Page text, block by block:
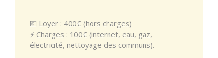
💶 Loyer : 400€ (hors charges)
⚡ Charges : 100€ (internet, eau, gaz,
électricité, nettoyage des communs).